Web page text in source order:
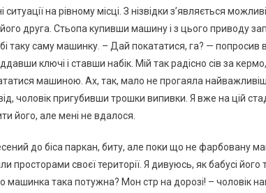
на рівному місці. З нізвідки з’являється
друга. Стьопа купивши машину і з цього приводу
таку саму машинку. – Дай покататися, га? — попросив
ключі і ставши набік. Мій так радісно сів за
машиною. Ах, так, мало не прогаяла
чоловік пригубивши трошки випивки. Я вже на цій
його, але мені не вдалося.
до біса паркан, биту, але поки що не фарбовану
просторами своєї території. Я дивуюсь, як бабусі
машинка така потужна? Мон стр на дорозі! – чоловік